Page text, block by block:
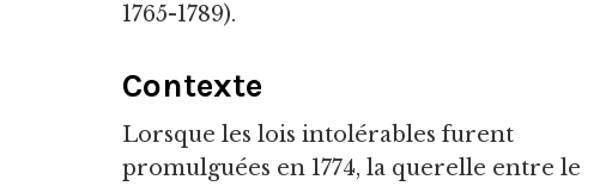
1765-1789).
Contexte
Lorsque les lois intolérables furent
promulguées en 1774, la querelle entre le